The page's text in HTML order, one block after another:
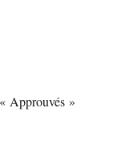
Approuvés »